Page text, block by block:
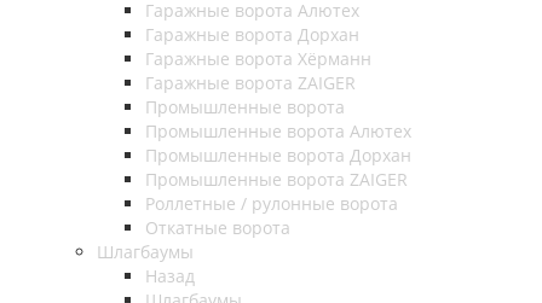
Гаражные ворота Алютех
Гаражные ворота Дорхан
Гаражные ворота Хёрманн
Гаражные ворота ZAIGER
Промышленные ворота
Промышленные ворота Алютех
Промышленные ворота Дорхан
Промышленные ворота ZAIGER
Роллетные / рулонные ворота
Откатные ворота
Шлагбаумы
Назад